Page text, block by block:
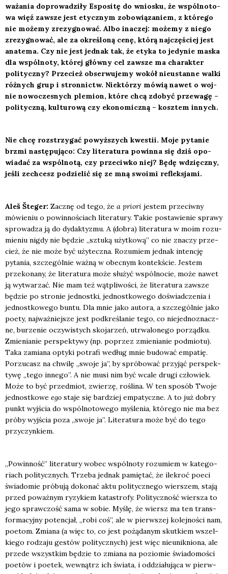
wa­ża­nia dopro­wa­dzi­ły Espo­si­tę do wnio­sku, że wspól­no­to­
wa więź zawsze jest etycz­nym zobo­wią­za­niem, z któ­re­go
nie może­my zre­zy­gno­wać. Albo ina­czej: może­my z nie­go
zre­zy­gno­wać, ale za okre­ślo­ną cenę, któ­rą naj­czę­ściej jest
ana­te­ma. Czy nie jest jed­nak tak, że ety­ka to jedy­nie maska
dla wspól­no­ty, któ­rej głów­ny cel zawsze ma cha­rak­ter
poli­tycz­ny? Prze­cież obser­wu­je­my wokół nie­ustan­ne wal­ki
róż­nych grup i stron­nictw. Nie­któ­rzy mówią nawet o woj­
nie nowo­cze­snych ple­mion, któ­re chcą zdo­być prze­wa­gę –
poli­tycz­ną, kul­tu­ro­wą czy eko­no­micz­ną – kosz­tem innych.
Nie chcę roz­strzy­gać powyż­szych kwe­stii. Moje pyta­nie
brzmi nastę­pu­ją­co: Czy lite­ra­tu­ra powin­na się dziś opo­
wia­dać za wspól­no­tą, czy prze­ciw­ko niej? Będę wdzięcz­ny,
jeśli zechcesz podzie­lić się ze mną swo­imi reflek­sja­mi.
Aleš Šte­ger: Zacznę od tego, że a prio­ri jestem prze­ciw­ny
mówie­niu o powin­no­ściach lite­ra­tu­ry. Takie posta­wie­nie spra­wy
spro­wa­dza ją do dydak­ty­zmu. A (dobra) lite­ra­tu­ra w moim rozu­
mie­niu nigdy nie będzie „sztu­ką użyt­ko­wą” co nie zna­czy prze­
cież, że nie może być uży­tecz­na. Rozu­miem jed­nak inten­cję
pyta­nia, szcze­gól­nie waż­ną w obec­nym kon­tek­ście. Jestem
prze­ko­na­ny, że lite­ra­tu­ra może słu­żyć wspól­no­cie, może nawet
ją wytwa­rzać. Nie mam też wąt­pli­wo­ści, że lite­ra­tu­ra zawsze
będzie po stro­nie jed­nost­ki, jed­nost­ko­we­go doświad­cze­nia i
jed­nost­ko­we­go bun­tu. Dla mnie jako auto­ra, a szcze­gól­nie jako
poety, naj­waż­niej­sze jest pod­kre­śla­nie tego, co nie­jed­no­znacz­
ne, burze­nie oczy­wi­stych sko­ja­rzeń, utrwa­lo­ne­go porząd­ku.
Zmie­nia­nie per­spek­ty­wy (np. poprzez zmie­nia­nie pod­mio­tu).
Taka zamia­na opty­ki potra­fi według mnie budo­wać empa­tię.
Porzu­casz na chwi­lę „swo­je ja”, by spró­bo­wać przy­jąć per­spek­
ty­wę „tego inne­go”. A nie musi nim być wca­le dru­gi czło­wiek.
Może to być przed­miot, zwie­rzę, rośli­na. W ten spo­sób Two­je
jed­nost­ko­we ego sta­je się bar­dziej empa­tycz­ne. A to już dobry
punkt wyj­ścia do wspól­no­to­we­go myśle­nia, któ­re­go nie ma bez
pró­by wyj­ścia poza „swo­je ja”. Lite­ra­tu­ra może być do tego
przy­czyn­kiem.
„Powin­ność” lite­ra­tu­ry wobec wspól­no­ty rozu­miem w kate­go­
riach poli­tycz­nych. Trze­ba jed­nak pamię­tać, że ile­kroć poeci
świa­do­mie pró­bu­ją doko­nać aktu poli­tycz­ne­go wier­szem, sta­ją
przed poważ­nym ryzy­kiem kata­stro­fy. Poli­tycz­ność wier­sza to
jego spraw­czość sama w sobie. Myślę, że wiersz ma ten trans­
for­ma­cyj­ny poten­cjał, „robi coś”, ale w pierw­szej kolej­no­ści nam,
poetom. Zmia­na (a więc to, co jest pożą­da­nym skut­kiem wszel­
kie­go rodza­ju gestów poli­tycz­nych) jest więc nie­unik­nio­na, ale
przede wszyst­kim będzie to zmia­na na pozio­mie świa­do­mo­ści
poetów i poetek, wewnątrz ich świa­ta, i oddzia­łu­ją­ca w pierw­